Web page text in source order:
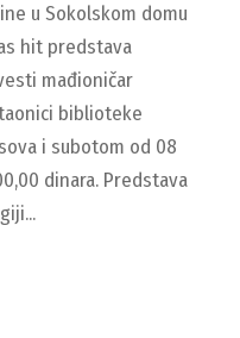
u Sokolskom domu
hit predstava
mađioničar
biblioteke
i subotom od 08
dinara. Predstava